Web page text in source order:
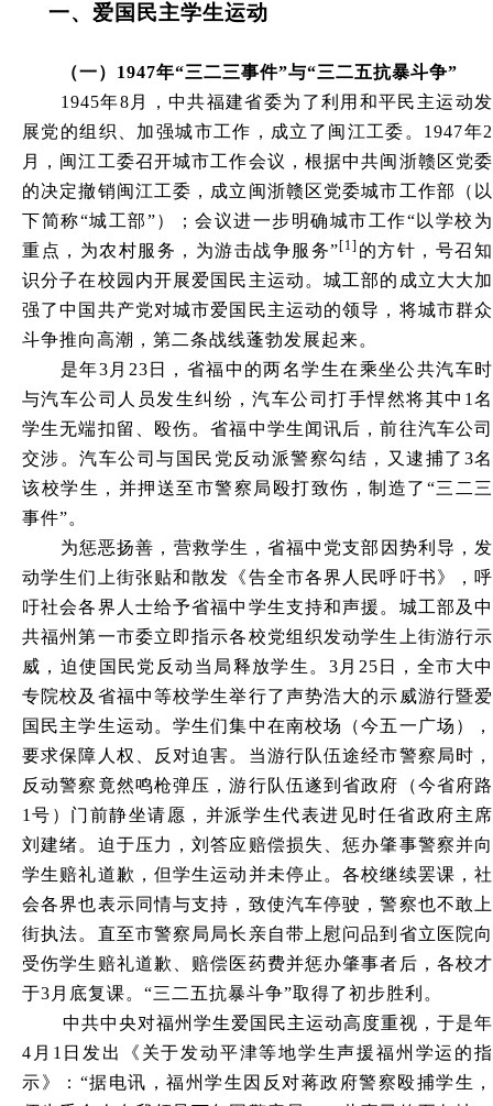
一、爱国民主学生运动
（一）1947年“三二三事件”与“三二五抗暴斗争”
1945年8月，中共福建省委为了利用和平民主运动发
展党的组织、加强城市工作，成立了闽江工委。1947年2
月，闽江工委召开城市工作会议，根据中共闽浙赣区党委
的决定撤销闽江工委，成立闽浙赣区党委城市工作部（以
下简称“城工部”）；会议进一步明确城市工作“以学校为
重点，为农村服务，为游击战争服务”[1] 的方针，号召知
识分子在校园内开展爱国民主运动。城工部的成立大大加
强了中国共产党对城市爱国民主运动的领导，将城市群众
斗争推向高潮，第二条战线蓬勃发展起来。
是年3月23日，省福中的两名学生在乘坐公共汽车时
与汽车公司人员发生纠纷，汽车公司打手悍然将其中1名
学生无端扣留、殴伤。省福中学生闻讯后，前往汽车公司
交涉。汽车公司与国民党反动派警察勾结，又逮捕了3名
该校学生，并押送至市警察局殴打致伤，制造了“三二三
事件”。
为惩恶扬善，营救学生，省福中党支部因势利导，发
动学生们上街张贴和散发《告全市各界人民呼吁书》，呼
吁社会各界人士给予省福中学生支持和声援。城工部及中
共福州第一市委立即指示各校党组织发动学生上街游行示
威，迫使国民党反动当局释放学生。3月25日，全市大中
专院校及省福中等校学生举行了声势浩大的示威游行暨爱
国民主学生运动。学生们集中在南校场（今五一广场），
要求保障人权、反对迫害。当游行队伍途经市警察局时，
反动警察竟然鸣枪弹压，游行队伍遂到省政府（今省府路
1号）门前静坐请愿，并派学生代表进见时任省政府主席
刘建绪。迫于压力，刘答应赔偿损失、惩办肇事警察并向
学生赔礼道歉，但学生运动并未停止。各校继续罢课，社
会各界也表示同情与支持，致使汽车停驶，警察也不敢上
街执法。直至市警察局局长亲自带上慰问品到省立医院向
受伤学生赔礼道歉、赔偿医药费并惩办肇事者后，各校才
于3月底复课。“三二五抗暴斗争”取得了初步胜利。
中共中央对福州学生爱国民主运动高度重视，于是年
4月1日发出《关于发动平津等地学生声援福州学运的指
示》：“据电讯，福州学生因反对蒋政府警察殴捕学生，